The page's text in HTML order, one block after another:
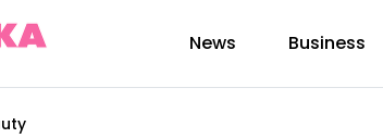
News Business